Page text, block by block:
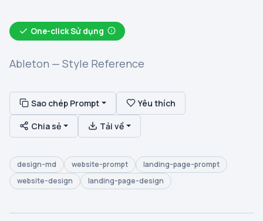
One-click Sử dụng
Ableton — Style Reference
Sao chép Prompt Yêu thích
Chia sẻ Tải về
design-md website-prompt
landing-page-prompt
website-design
landing-page-design